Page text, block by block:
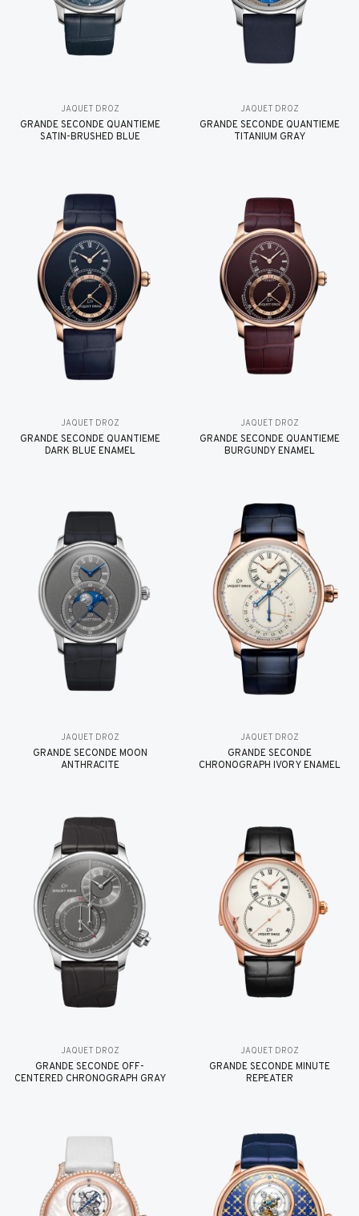
JAQUET DROZ
GRANDE SECONDE QUANTIÈME
SATIN-BRUSHED BLUE
JAQUET DROZ
GRANDE SECONDE QUANTIÈME
TITANIUM GRAY
JAQUET DROZ
GRANDE SECONDE QUANTIÈME
DARK BLUE ENAMEL
JAQUET DROZ
GRANDE SECONDE QUANTIÈME
BURGUNDY ENAMEL
JAQUET DROZ
GRANDE SECONDE MOON
ANTHRACITE
JAQUET DROZ
GRANDE SECONDE
CHRONOGRAPH IVORY ENAMEL
JAQUET DROZ
GRANDE SECONDE OFF-
CENTERED CHRONOGRAPH GRAY
JAQUET DROZ
GRANDE SECONDE MINUTE
REPEATER